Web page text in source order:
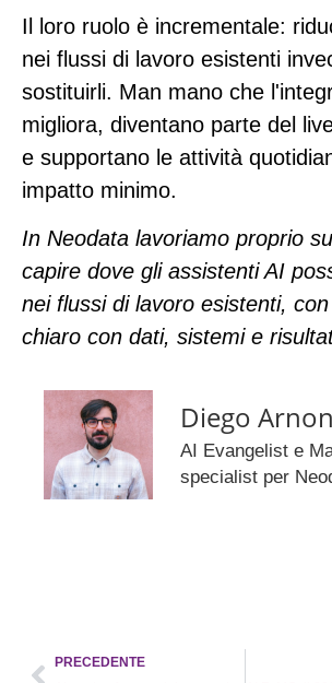
Il loro ruolo è incrementale:
nei flussi di lavoro esistenti
sostituirli. Man mano che
migliora, diventano parte del
e supportano le attività
impatto minimo.
In Neodata lavoriamo proprio
capire dove gli assistenti AI
nei flussi di lavoro esistenti,
chiaro con dati, sistemi e
Diego
AI Evangelist e
specialist per
PRECEDENTE